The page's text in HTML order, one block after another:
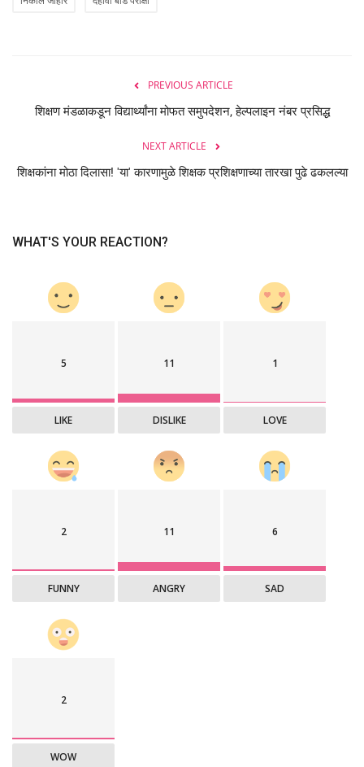
PREVIOUS ARTICLE
शिक्षण मंडळाकडून विद्यार्थ्यांना मोफत समुपदेशन, हेल्पलाइन नंबर प्रसिद्ध
NEXT ARTICLE
शिक्षकांना मोठा दिलासा! 'या' कारणामुळे शिक्षक प्रशिक्षणाच्या तारखा पुढे ढकलल्या
WHAT'S YOUR REACTION?
5
LIKE
11
DISLIKE
1
LOVE
2
FUNNY
11
ANGRY
6
SAD
2
WOW